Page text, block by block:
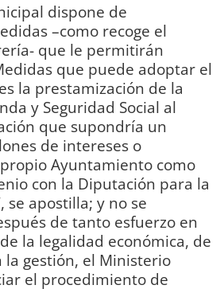
dispone de
–como recoge el
que le permitirán
que puede adoptar el
la prestamización de la
y Seguridad Social al
que supondría un
de intereses o
Ayuntamiento como
con la Diputación para la
se apostilla; y no se
de tanto esfuerzo en
la legalidad económica, de
gestión, el Ministerio
el procedimiento de